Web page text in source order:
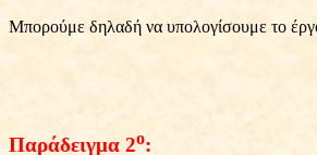
Μπορούμε δηλαδή να υπολογίσουμε το
Παράδειγμα 2ο: